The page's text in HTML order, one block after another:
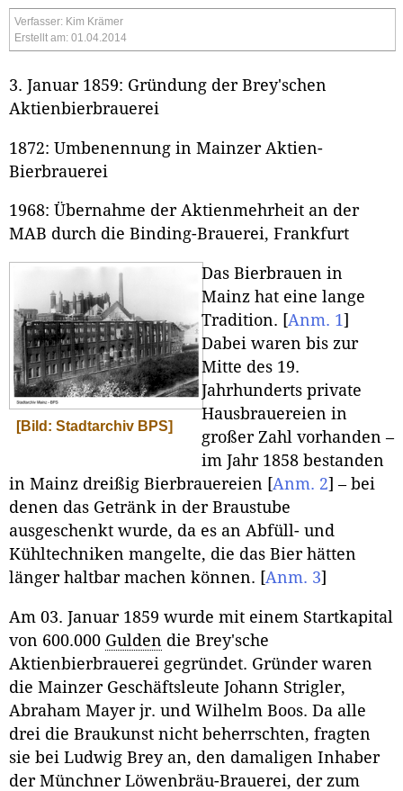
Verfasser: Kim Krämer
Erstellt am: 01.04.2014
3. Januar 1859: Gründung der Brey'schen
Aktienbierbrauerei
1872: Umbenennung in Mainzer Aktien-
Bierbrauerei
1968: Übernahme der Aktienmehrheit an der
MAB durch die Binding-Brauerei, Frankfurt
[Bild: Stadtarchiv BPS]
Das Bierbrauen in
Mainz hat eine lange
Tradition. [Anm. 1]
Dabei waren bis zur
Mitte des 19.
Jahrhunderts private
Hausbrauereien in
großer Zahl vorhanden –
im Jahr 1858 bestanden
in Mainz dreißig Bierbrauereien [Anm. 2] – bei
denen das Getränk in der Braustube
ausgeschenkt wurde, da es an Abfüll- und
Kühltechniken mangelte, die das Bier hätten
länger haltbar machen können. [Anm. 3]
Am 03. Januar 1859 wurde mit einem Startkapital
von 600.000 Gulden die Brey'sche
Aktienbierbrauerei gegründet. Gründer waren
die Mainzer Geschäftsleute Johann Strigler,
Abraham Mayer jr. und Wilhelm Boos. Da alle
drei die Braukunst nicht beherrschten, fragten
sie bei Ludwig Brey an, den damaligen Inhaber
der Münchner Löwenbräu-Brauerei, der zum